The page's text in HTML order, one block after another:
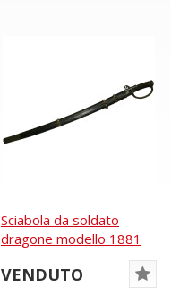
Sciabola da soldato
dragone modello 1881
VENDUTO